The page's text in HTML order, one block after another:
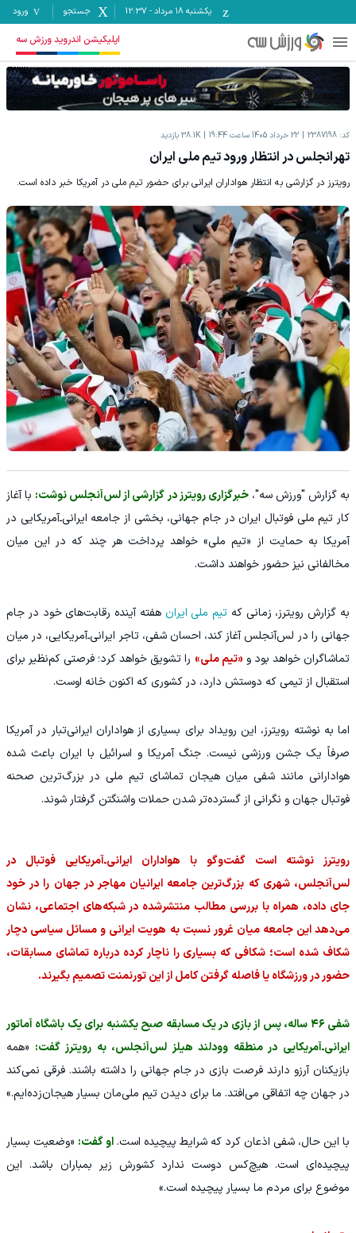
یکشنبه ۱۸ مرداد -
12:37 جستجو ورود
اپلیکیشن اندروید ورزش سه
کد: 2387198 22 خرداد 1405 ساعت 19:44 38.1K بازدید
تهرانجلس در انتظار ورود تیم ملی ایران
رویترز در گزارشی به انتظار هواداران ایرانی برای حضور تیم ملی در آمریکا خبر داده است.
به گزارش "ورزش سه"،خبرگزاری رویترز در گزارشی از لس‌آنجلس نوشت: با آغاز
کار تیم ملی فوتبال ایران در جام جهانی، بخشی از جامعه ایرانی‌ـ‌آمریکایی در
آمریکا به حمایت از «تیم ملی» خواهد پرداخت هر چند که در این میان
مخالفانی نیز حضور خواهند داشت.
به گزارش رویترز، زمانی که تیم ملی ایران هفته آینده رقابت‌های خود در جام
جهانی را در لس‌آنجلس آغاز کند، احسان شفی، تاجر ایرانی‌ـ‌آمریکایی، در میان
تماشاگران خواهد بود و «تیم ملی» را تشویق خواهد کرد؛ فرصتی کم‌نظیر برای
استقبال از تیمی که دوستش دارد، در کشوری که اکنون خانه اوست.
اما به نوشته رویترز، این رویداد برای بسیاری از هواداران ایرانی‌تبار در آمریکا
صرفاً یک جشن ورزشی نیست. جنگ آمریکا و اسرائیل با ایران باعث شده
هوادارانی مانند شفی میان هیجان تماشای تیم ملی در بزرگ‌ترین صحنه
فوتبال جهان و نگرانی از گسترده‌تر شدن حملات واشنگتن گرفتار شوند.
رویترز نوشته است گفت‌وگو با هواداران ایرانی‌ـ‌آمریکایی فوتبال در
لس‌آنجلس، شهری که بزرگ‌ترین جامعه ایرانیان مهاجر در جهان را در خود
جای داده، همراه با بررسی مطالب منتشرشده در شبکه‌های اجتماعی، نشان
می‌دهد این جامعه میان غرور نسبت به هویت ایرانی و مسائل سیاسی دچار
شکاف شده است؛ شکافی که بسیاری را ناچار کرده درباره تماشای مسابقات،
حضور در ورزشگاه یا فاصله گرفتن کامل از این تورنمنت تصمیم بگیرند.
شفی ۴۶ ساله، پس از بازی در یک مسابقه صبح یکشنبه برای یک باشگاه آماتور
ایرانی‌ـ‌آمریکایی در منطقه وودلند هیلز لس‌آنجلس، به رویترز گفت: «همه
بازیکنان آرزو دارند فرصت بازی در جام جهانی را داشته باشند. فرقی نمی‌کند
در جهان چه اتفاقی می‌افتد. ما برای دیدن تیم ملی‌مان بسیار هیجان‌زده‌ایم.»
با این حال، شفی اذعان کرد که شرایط پیچیده است.او گفت: «وضعیت بسیار
پیچیده‌ای است. هیچ‌کس دوست ندارد کشورش زیر بمباران باشد. این
موضوع برای مردم ما بسیار پیچیده است.»